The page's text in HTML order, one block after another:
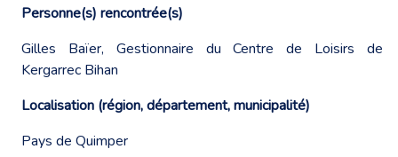
Personne(s) rencontrée(s)
Gilles Baïer, Gestionnaire du Centre de Loisirs de
Kergarrec Bihan
Localisation (région, département, municipalité)
Pays de Quimper